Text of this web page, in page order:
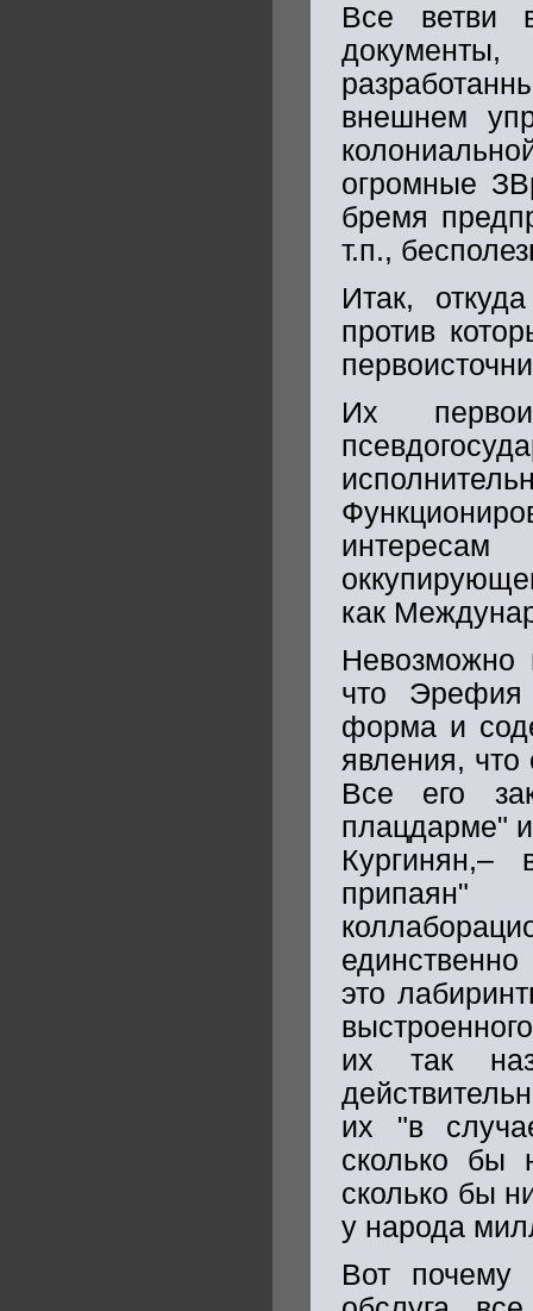
Все ветви
внешнем
огромные
бремя
т.п.,
Итак,
против
Их
как
Невозможно
что
форма и
явления, что
Все его
плацдарме"
Кургинян,–
это
их так
их "в
сколько бы
сколько бы
у народа
Вот почему